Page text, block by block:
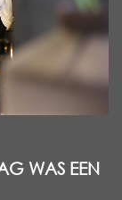
WAS EEN